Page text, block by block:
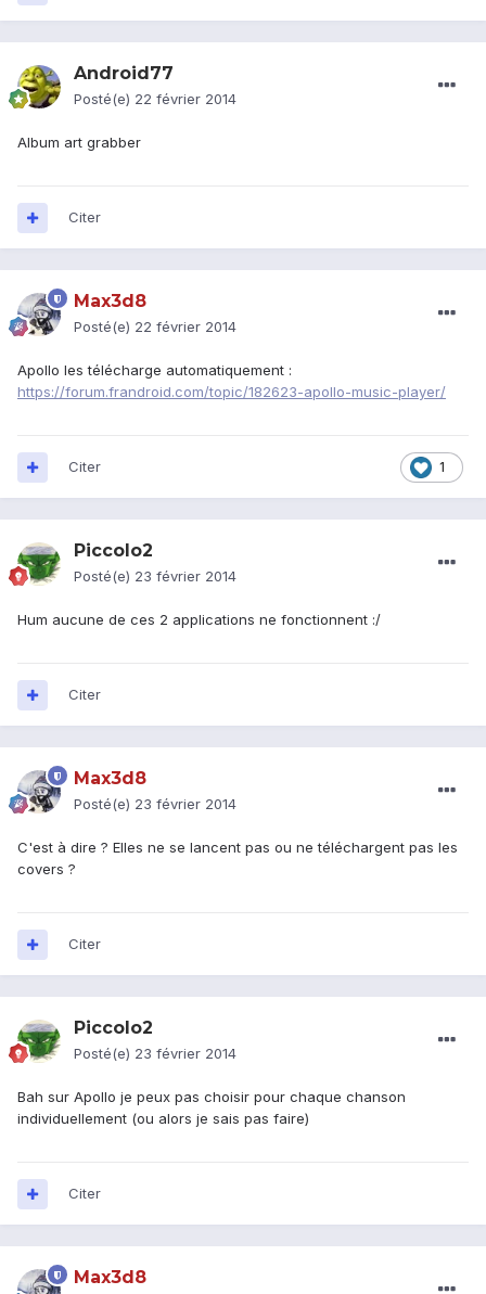
Android77
Posté(e) 22 février 2014
Album art grabber
Citer
Max3d8
Posté(e) 22 février 2014
Apollo les télécharge automatiquement :
https://forum.frandroid.com/topic/182623-apollo-music-player/
1
Citer
Piccolo2
Posté(e) 23 février 2014
Hum aucune de ces 2 applications ne fonctionnent :/
Citer
Max3d8
Posté(e) 23 février 2014
C'est à dire ? Elles ne se lancent pas ou ne téléchargent pas les
covers ?
Citer
Piccolo2
Posté(e) 23 février 2014
Bah sur Apollo je peux pas choisir pour chaque chanson
individuellement (ou alors je sais pas faire)
Citer
Max3d8